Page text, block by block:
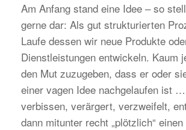
Am Anfang stand eine Idee – so
gerne dar: Als gut strukturierten
Laufe dessen wir neue Produkte
Dienstleistungen entwickeln. Kaum
den Mut zuzugeben, dass er oder
einer vagen Idee nachgelaufen ist
verbissen, verärgert, verzweifelt,
dann mitunter recht „plötzlich“ einen